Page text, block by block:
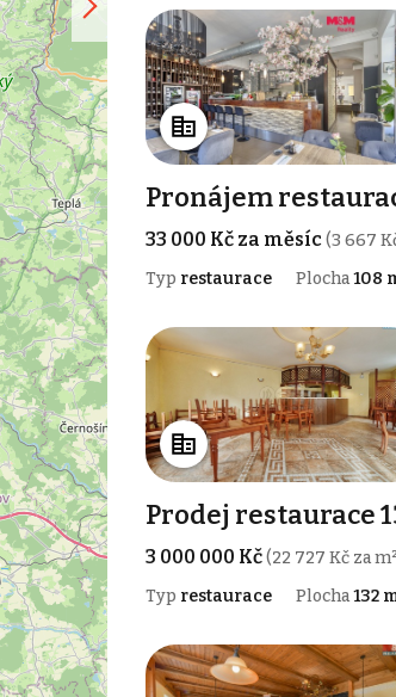
Pronájem
33 000 Kč za měsíc(3 667
Typ restaurace Plocha108
Prodej restaurace
3 000 000 Kč(22 727 Kč za
Typ restaurace Plocha132